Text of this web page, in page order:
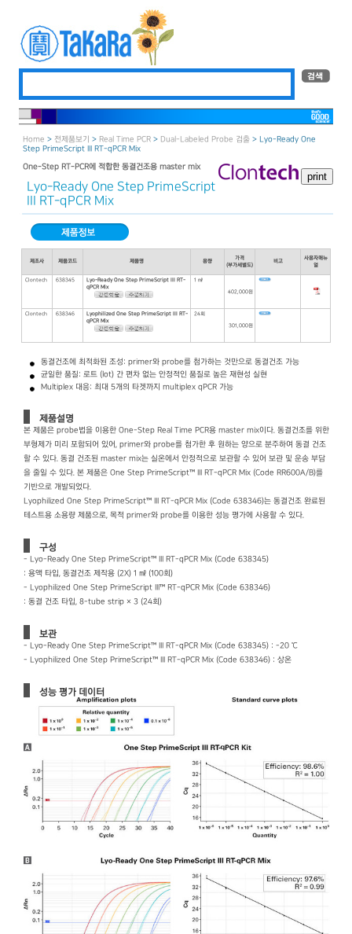
Home > 전제품보기 > Real Time PCR > Dual-Labeled Probe 검출 > Lyo-Ready One
Step PrimeScript III RT-qPCR Mix
One-Step RT-PCR에 적합한 동결건조용 master mix
Lyo-Ready One Step PrimeScript
III RT-qPCR Mix
제조사 제품코드 제품명 용량
가격
(부가세별도)
비고
사용자매뉴
얼
Clontech 638345
Lyo-Ready One Step PrimeScript III RT-
qPCR Mix
1 ㎖
402,000원
Clontech 638346
Lyophilized One Step PrimeScript III RT-
qPCR Mix
24회
301,000원
동결건조에 최적화된 조성: primer와 probe를 첨가하는 것만으로 동결건조 가능
균일한 품질: 로트 (lot) 간 편차 없는 안정적인 품질로 높은 재현성 실현
Multiplex 대응: 최대 5개의 타겟까지 multiplex qPCR 가능
제품설명
본 제품은 probe법을 이용한 One-Step Real Time PCR용 master mix이다. 동결건조를 위한
부형제가 미리 포함되어 있어, primer와 probe를 첨가한 후 원하는 양으로 분주하여 동결 건조
할 수 있다. 동결 건조된 master mix는 실온에서 안정적으로 보관할 수 있어 보관 및 운송 부담
을 줄일 수 있다. 본 제품은 One Step PrimeScript™ III RT-qPCR Mix (Code RR600A/B)를
기반으로 개발되었다.
Lyophilized One Step PrimeScript™ III RT-qPCR Mix (Code 638346)는 동결건조 완료된
테스트용 소용량 제품으로, 목적 primer와 probe를 이용한 성능 평가에 사용할 수 있다.
구성
- Lyo-Ready One Step PrimeScript™ III RT-qPCR Mix (Code 638345)
: 용액 타입, 동결건조 제작용 (2X) 1 ㎖ (100회)
- Lyophilized One Step PrimeScript III™ RT-qPCR Mix (Code 638346)
: 동결 건조 타입, 8-tube strip × 3 (24회)
보관
- Lyo-Ready One Step PrimeScript™ III RT-qPCR Mix (Code 638345) : －20 ℃
- Lyophilized One Step PrimeScript™ III RT-qPCR Mix (Code 638346) : 상온
성능 평가 데이터